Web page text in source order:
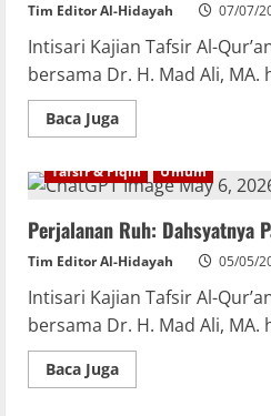
Tim Editor Al-Hidayah 07/07/
Intisari Kajian Tafsir Al-
bersama Dr. H. Mad Ali, MA.
Baca Juga
Tafsir & Fiqih Umum
Perjalanan Ruh: Dahsyatnya
Tim Editor Al-Hidayah 05/05/
Intisari Kajian Tafsir Al-
bersama Dr. H. Mad Ali, MA.
Baca Juga